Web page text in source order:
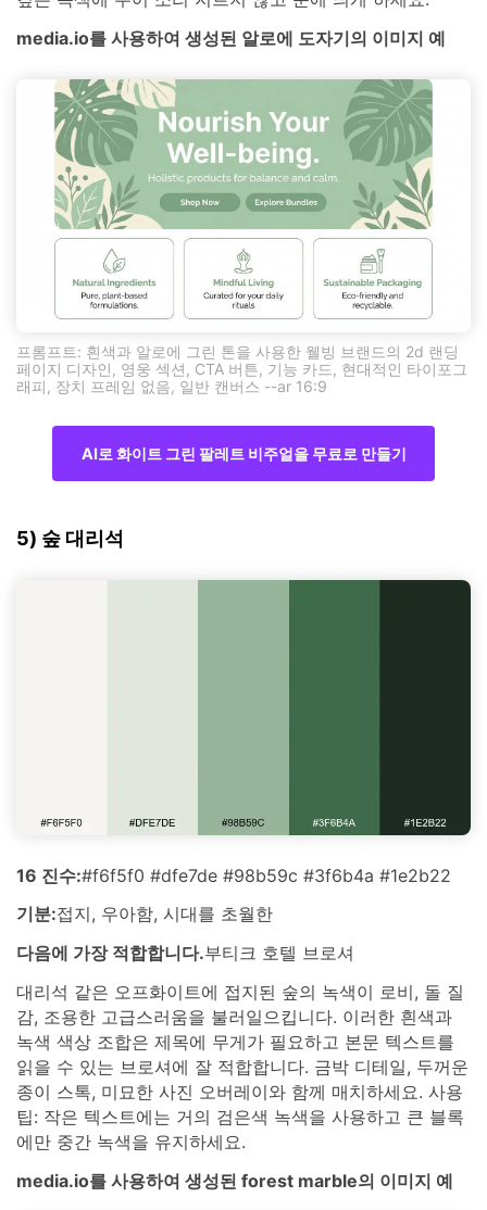
media.io를 사용하여 생성된 알로에 도자기의 이미지 예
프롬프트: 흰색과 알로에 그린 톤을 사용한 웰빙 브랜드의 2d 랜딩
페이지 디자인, 영웅 섹션, CTA 버튼, 기능 카드, 현대적인 타이포그
래피, 장치 프레임 없음, 일반 캔버스 --ar 16:9
AI로 화이트 그린 팔레트 비주얼을 무료로 만들기
5) 숲 대리석
16 진수:#f6f5f0 #dfe7de #98b59c #3f6b4a #1e2b22
기분:접지, 우아함, 시대를 초월한
다음에 가장 적합합니다.부티크 호텔 브로셔
대리석 같은 오프화이트에 접지된 숲의 녹색이 로비, 돌 질
감, 조용한 고급스러움을 불러일으킵니다. 이러한 흰색과
녹색 색상 조합은 제목에 무게가 필요하고 본문 텍스트를
읽을 수 있는 브로셔에 잘 적합합니다. 금박 디테일, 두꺼운
종이 스톡, 미묘한 사진 오버레이와 함께 매치하세요. 사용
팁: 작은 텍스트에는 거의 검은색 녹색을 사용하고 큰 블록
에만 중간 녹색을 유지하세요.
media.io를 사용하여 생성된 forest marble의 이미지 예